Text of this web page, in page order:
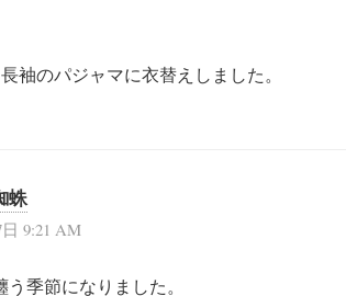
袖のパジャマに衣替えしました。
蛛
9:21 AM
季節になりました。